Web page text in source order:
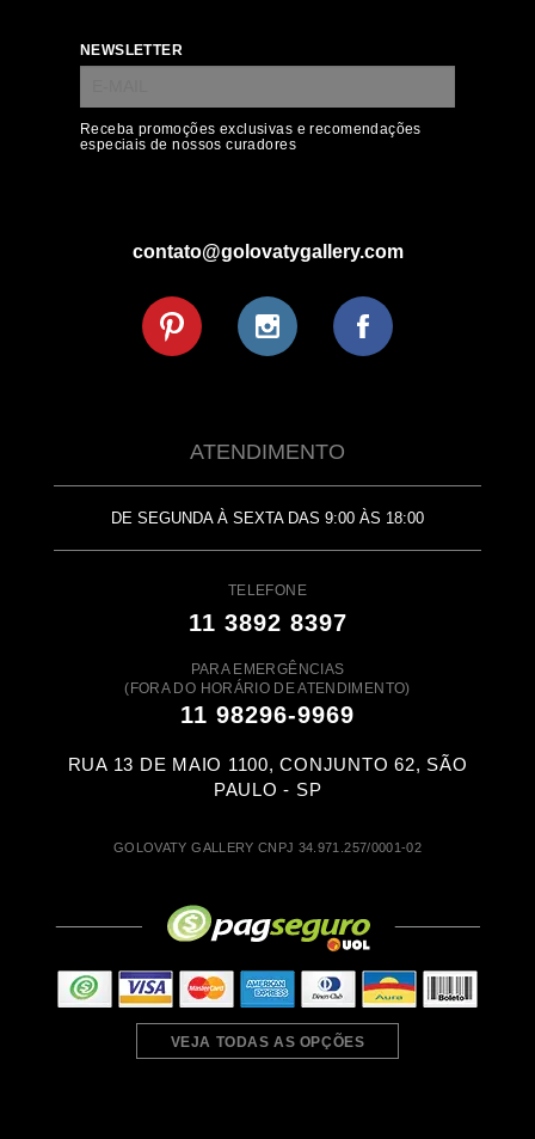
NEWSLETTER
Receba promoções exclusivas e recomendações
especiais de nossos curadores
contato@golovatygallery.com
ATENDIMENTO
DE SEGUNDA À SEXTA DAS 9:00 ÀS 18:00
TELEFONE
11 3892 8397
PARA EMERGÊNCIAS
(FORA DO HORÁRIO DE ATENDIMENTO)
11 98296-9969
RUA 13 DE MAIO 1100, CONJUNTO 62, SÃO
PAULO - SP
GOLOVATY GALLERY CNPJ 34.971.257/0001-02
VEJA TODAS AS OPÇÕES